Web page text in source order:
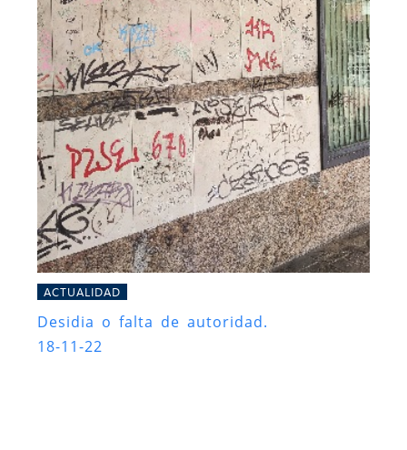
ACTUALIDAD
Desidia o falta de autoridad.
18-11-22